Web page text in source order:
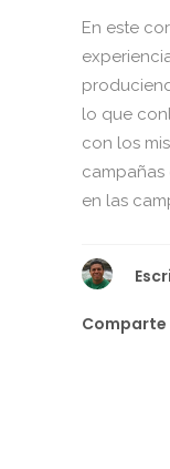
En este
lo que
con los
campañas
en las
Comparte